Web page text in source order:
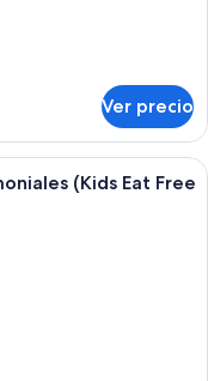
Ver precio
con cama, cómoda,
(Kids Eat Free